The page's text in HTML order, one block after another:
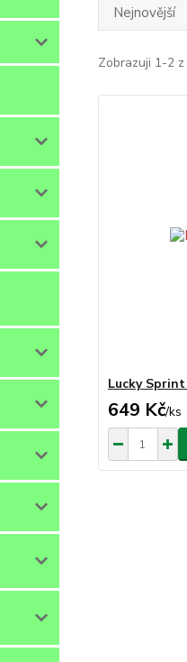
Nejnovější
Zobrazuji 1-2
Lucky Sprint
649 Kč/ks